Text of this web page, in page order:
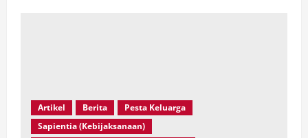
Artikel Berita
Pesta Keluarga
Sapientia (Kebijaksanaan)